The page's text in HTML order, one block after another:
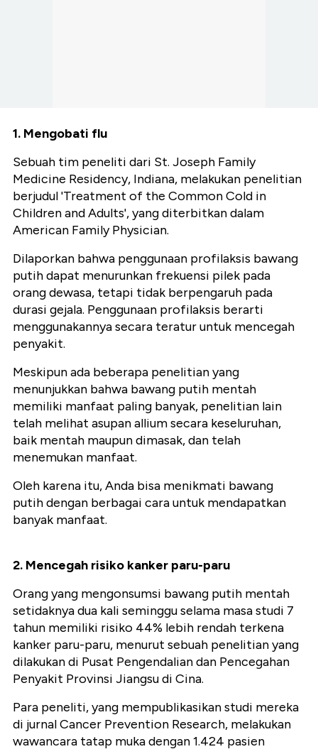
1. Mengobati flu
Sebuah tim peneliti dari St. Joseph Family
Medicine Residency, Indiana, melakukan penelitian
berjudul 'Treatment of the Common Cold in
Children and Adults', yang diterbitkan dalam
American Family Physician.
Dilaporkan bahwa penggunaan profilaksis bawang
putih dapat menurunkan frekuensi pilek pada
orang dewasa, tetapi tidak berpengaruh pada
durasi gejala. Penggunaan profilaksis berarti
menggunakannya secara teratur untuk mencegah
penyakit.
Meskipun ada beberapa penelitian yang
menunjukkan bahwa bawang putih mentah
memiliki manfaat paling banyak, penelitian lain
telah melihat asupan allium secara keseluruhan,
baik mentah maupun dimasak, dan telah
menemukan manfaat.
Oleh karena itu, Anda bisa menikmati bawang
putih dengan berbagai cara untuk mendapatkan
banyak manfaat.
2. Mencegah risiko kanker paru-paru
Orang yang mengonsumsi bawang putih mentah
setidaknya dua kali seminggu selama masa studi 7
tahun memiliki risiko 44% lebih rendah terkena
kanker paru-paru, menurut sebuah penelitian yang
dilakukan di Pusat Pengendalian dan Pencegahan
Penyakit Provinsi Jiangsu di Cina.
Para peneliti, yang mempublikasikan studi mereka
di jurnal Cancer Prevention Research, melakukan
wawancara tatap muka dengan 1.424 pasien